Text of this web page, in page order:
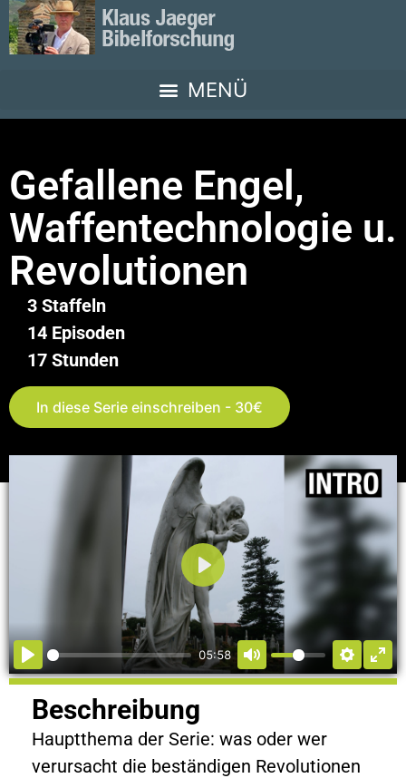
Gefallene Engel,
Waffentechnologie u.
Revolutionen
3 Staffeln
14 Episoden
17 Stunden
In diese Serie einschreiben - 30€
05:58
Abspielen
Beschreibung
Hauptthema der Serie: was oder wer
verursacht die beständigen Revolutionen